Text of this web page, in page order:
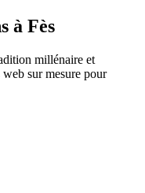
à Fès
millénaire et
sur mesure pour